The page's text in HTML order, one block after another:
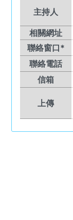
主持人
相關網址
聯絡窗口*
聯絡電話
信箱
上傳